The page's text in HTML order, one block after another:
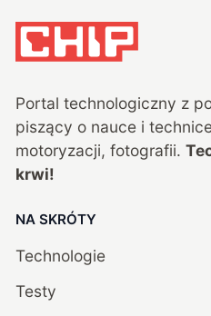
Portal technologiczny z
piszący o nauce i
motoryzacji, fotografii.
krwi!
NA SKRÓTY
Technologie
Testy